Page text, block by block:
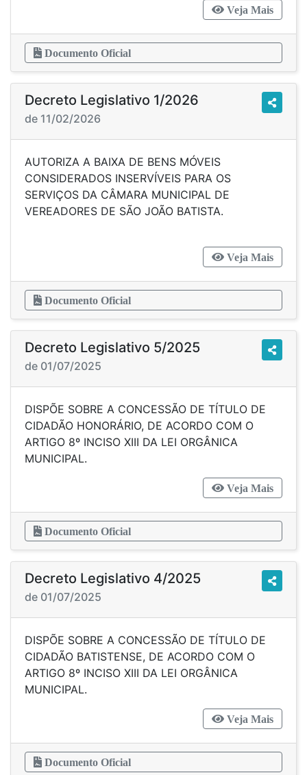
Veja Mais
Documento Oficial
Decreto Legislativo 1/2026
de 11/02/2026
AUTORIZA A BAIXA DE BENS MÓVEIS
CONSIDERADOS INSERVÍVEIS PARA OS
SERVIÇOS DA CÂMARA MUNICIPAL DE
VEREADORES DE SÃO JOÃO BATISTA.
Veja Mais
Documento Oficial
Decreto Legislativo 5/2025
de 01/07/2025
DISPÕE SOBRE A CONCESSÃO DE TÍTULO DE
CIDADÃO HONORÁRIO, DE ACORDO COM O
ARTIGO 8º INCISO XIII DA LEI ORGÂNICA
MUNICIPAL.
Veja Mais
Documento Oficial
Decreto Legislativo 4/2025
de 01/07/2025
DISPÕE SOBRE A CONCESSÃO DE TÍTULO DE
CIDADÃO BATISTENSE, DE ACORDO COM O
ARTIGO 8º INCISO XIII DA LEI ORGÂNICA
MUNICIPAL.
Veja Mais
Documento Oficial